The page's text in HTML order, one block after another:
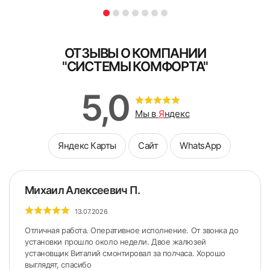
ОТЗЫВЫ О КОМПАНИИ
"СИСТЕМЫ КОМФОРТА"
5,0 Мы в Яндекс
Яндекс Карты Сайт WhatsApp
Михаил Алексеевич П.
13.07.2026
Отличная работа. Оперативное исполнение. От звонка до
установки прошло около недели. Двое жалюзей
установщик Виталий смонтировал за полчаса. Хорошо
выглядят, спасибо